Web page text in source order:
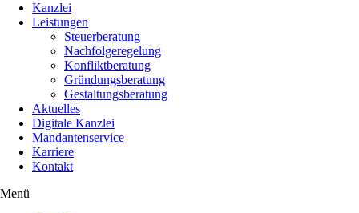
Kanzlei
Leistungen
Steuerberatung
Nachfolgeregelung
Konfliktberatung
Gründungsberatung
Gestaltungsberatung
Aktuelles
Digitale Kanzlei
Mandantenservice
Karriere
Kontakt
Menü